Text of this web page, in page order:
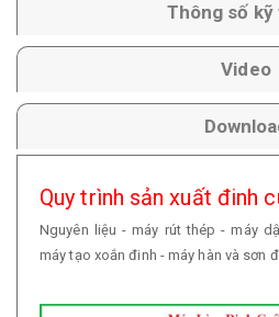
Thông số
Video
Quy trình sản xuất đinh
Nguyên liệu - máy rút thép - máy
máy tạo xoắn đinh - máy hàn và sơn